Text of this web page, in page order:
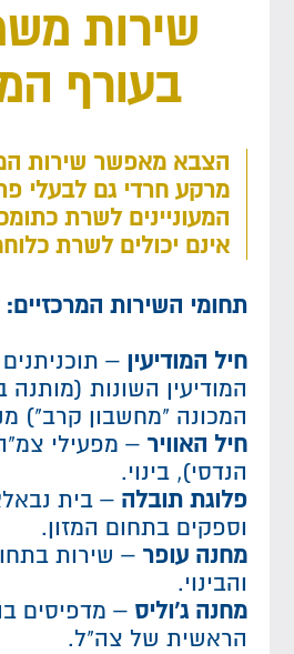
שירות
בעורף
הצבא מאפשר שירות
מרקע חרדי גם לבעלי
המעוניינים לשרת
אינם יכולים לשרת
תחומי השירות המרכזיים:
חיל המודיעין –
המודיעין השונות
המכונה "מחשבון קרב")
חיל האוויר – מפעילי
הנדסי), בינוי.
פלוגת תובלה – בית
וספקים בתחום המזון.
מחנה עופר – שירות
והבינוי.
מחנה ג'וליס – מדפיסים
הראשית של צה"ל.